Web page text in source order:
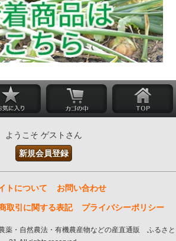
ようこそ ゲストさん
新規会員登録
トについて お問い合わせ
取引に関する表記 プライバシーポリシー
薬・自然農法・有機農産物などの産直通販 ふるさと